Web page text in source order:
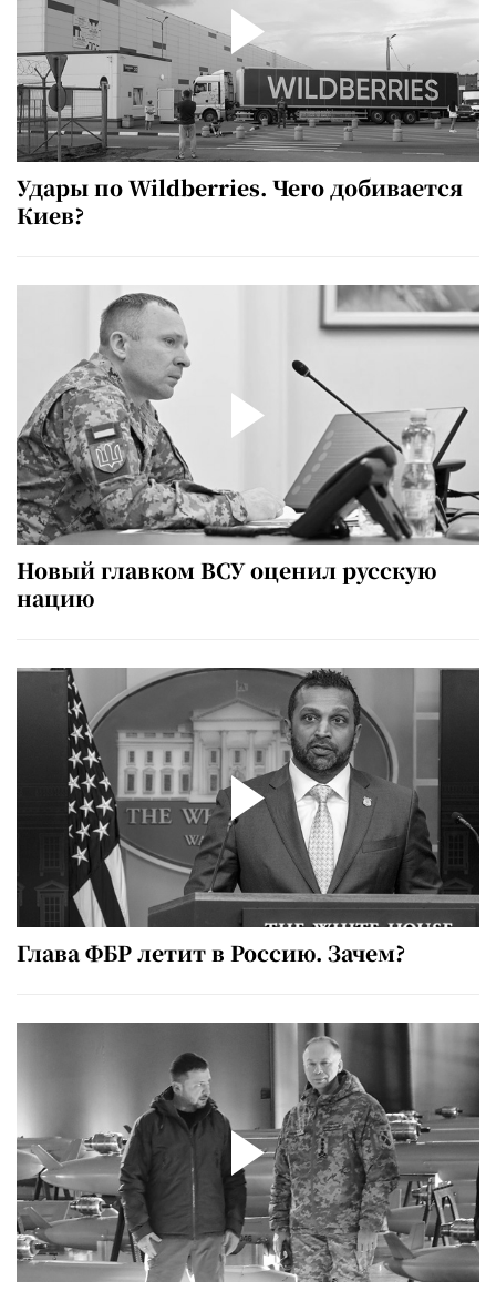
Удары по Wildberries. Чего добивается
Киев?
Новый главком ВСУ оценил русскую
нацию
Глава ФБР летит в Россию. Зачем?